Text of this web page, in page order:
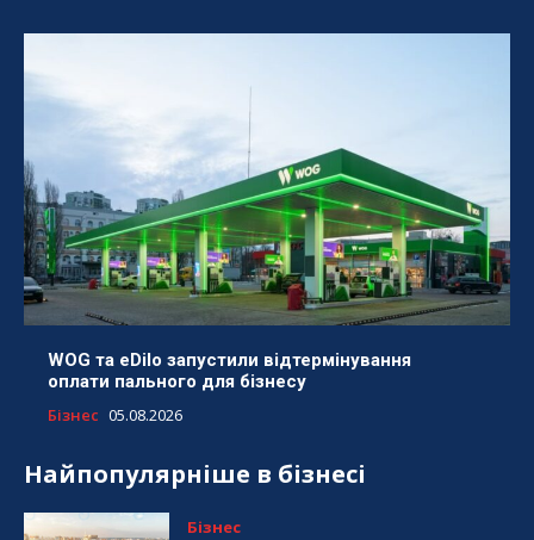
WOG та eDilo запустили відтермінування
оплати пального для бізнесу
Бізнес 05.08.2026
Найпопулярніше в бізнесі
Бізнес